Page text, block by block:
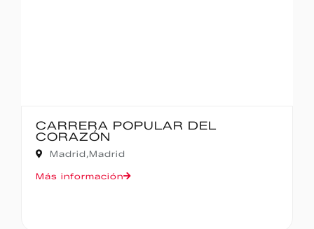
IBERCAJA MADRID CORRE POR
MADRID – 10K
Madrid,Madrid
Más información